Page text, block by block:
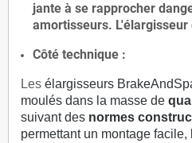
jante à se rapprocher
amortisseurs. L'élargisseur
Côté technique :
Les élargisseurs
moulés dans la masse de
suivant des normes
permettant un montage